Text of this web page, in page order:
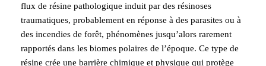
flux de résine pathologique induit par des résinoses
traumatiques, probablement en réponse à des parasites ou à
des incendies de forêt, phénomènes jusqu’alors rarement
rapportés dans les biomes polaires de l’époque. Ce type de
résine crée une barrière chimique et physique qui protège